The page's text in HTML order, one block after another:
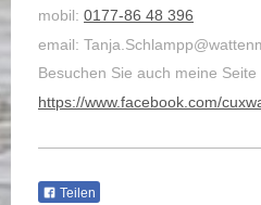
mobil: 0177-86 48 396
email:
Besuchen Sie auch meine Seite
https://www.facebook.com/
Teilen